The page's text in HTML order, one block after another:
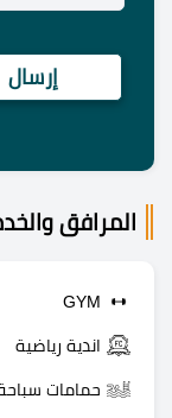
المرافق
GYM
اندية رياضية
حمامات